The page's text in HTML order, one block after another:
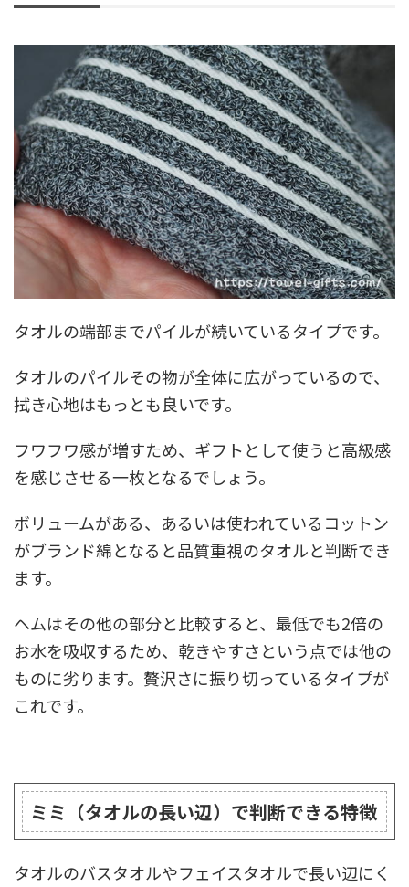
タオルの端部までパイルが続いているタイプです。
タオルのパイルその物が全体に広がっているので、
拭き心地はもっとも良いです。
フワフワ感が増すため、ギフトとして使うと高級感
を感じさせる一枚となるでしょう。
ボリュームがある、あるいは使われているコットン
がブランド綿となると品質重視のタオルと判断でき
ます。
ヘムはその他の部分と比較すると、最低でも2倍の
お水を吸収するため、乾きやすさという点では他の
ものに劣ります。贅沢さに振り切っているタイプが
これです。
ミミ（タオルの長い辺）で判断できる特徴
タオルのバスタオルやフェイスタオルで長い辺にく